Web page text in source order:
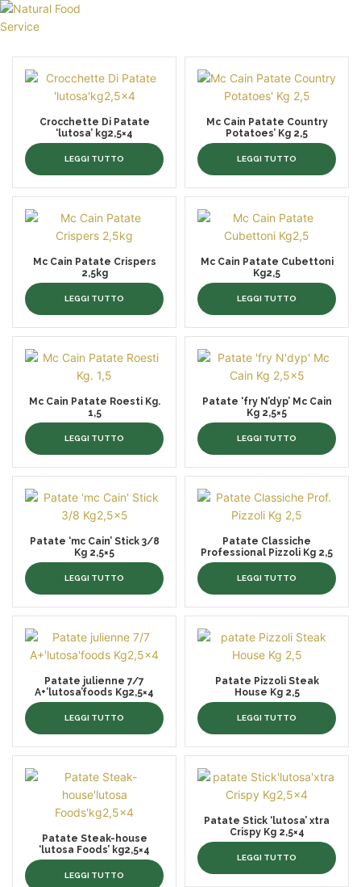
CHI SIAMO
CATALOGO
SERVIZI
BLOG
CONTATTI
SEI UN PROFESSIONISTA?
Crocchette Di Patate
‘lutosa’ kg2,5×4
LEGGI TUTTO
Mc Cain Patate Country
Potatoes’ Kg 2,5
LEGGI TUTTO
Mc Cain Patate Crispers
2,5kg
LEGGI TUTTO
Mc Cain Patate Cubettoni
Kg2,5
LEGGI TUTTO
Mc Cain Patate Roesti Kg.
1,5
LEGGI TUTTO
Patate ‘fry N’dyp’ Mc Cain
Kg 2,5×5
LEGGI TUTTO
Patate ‘mc Cain’ Stick 3/8
Kg 2,5×5
LEGGI TUTTO
Patate Classiche
Professional Pizzoli Kg 2,5
LEGGI TUTTO
Patate julienne 7/7
A+’lutosa’foods Kg2,5×4
LEGGI TUTTO
Patate Pizzoli Steak
House Kg 2,5
LEGGI TUTTO
Patate Steak-house
‘lutosa Foods’ kg2,5×4
LEGGI TUTTO
Patate Stick ‘lutosa’ xtra
Crispy Kg 2,5×4
LEGGI TUTTO